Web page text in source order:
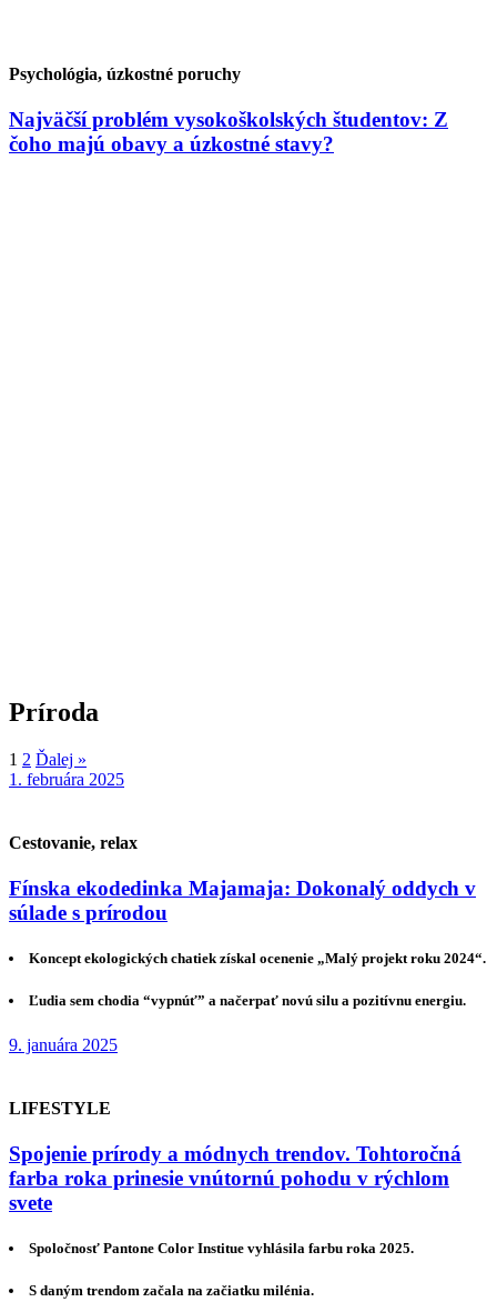
Psychológia, úzkostné poruchy
Najväčší problém vysokoškolských študentov: Z
čoho majú obavy a úzkostné stavy?
Príroda
1 2 Ďalej »
1. februára 2025
Cestovanie, relax
Fínska ekodedinka Majamaja: Dokonalý oddych v
súlade s prírodou
Koncept ekologických chatiek získal ocenenie „Malý projekt roku 2024“.
Ľudia sem chodia “vypnúť” a načerpať novú silu a pozitívnu energiu.
9. januára 2025
LIFESTYLE
Spojenie prírody a módnych trendov. Tohtoročná
farba roka prinesie vnútornú pohodu v rýchlom
svete
Spoločnosť Pantone Color Institue vyhlásila farbu roka 2025.
S daným trendom začala na začiatku milénia.